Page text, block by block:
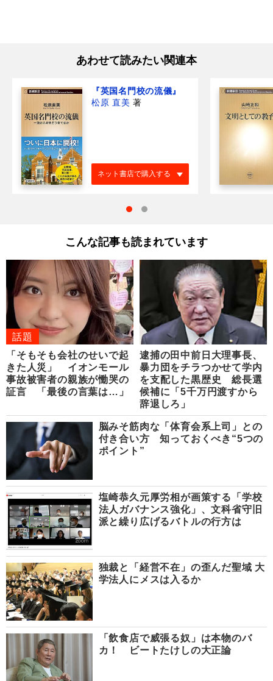
あわせて読みたい関連本
『英国名門校の流儀』
松原 直美 著
ネット書店で購入する
こんな記事も読まれています
話題
「そもそも会社のせいで起
きた人災」 イオンモール
事故被害者の親族が慟哭の
証言 「最後の言葉は…」
逮捕の田中前日大理事長、
暴力団をチラつかせて学内
を支配した黒歴史 総長選
候補に「5千万円渡すから
辞退しろ」
脳みそ筋肉な「体育会系上司」との
付き合い方 知っておくべき“5つの
ポイント”
塩崎恭久元厚労相が画策する「学校
法人ガバナンス強化」、文科省守旧
派と繰り広げるバトルの行方は
独裁と「経営不在」の歪んだ聖域 大
学法人にメスは入るか
「飲食店で威張る奴」は本物のバ
カ！ ビートたけしの大正論